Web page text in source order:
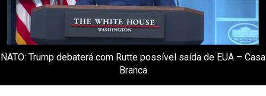
NATO: Trump debaterá com Rutte possível saída de EUA – Casa
Branca